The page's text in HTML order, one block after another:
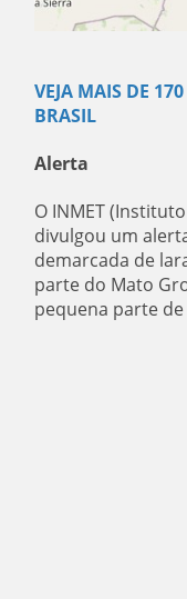
VEJA MAIS DE
BRASIL
Alerta
O INMET
divulgou um
demarcada de
parte do Mato
pequena parte